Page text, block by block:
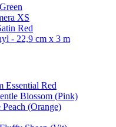
XS
Red
- 22,9 cm x 3 m
Essential Red
Blossom (Pink)
(Orange)